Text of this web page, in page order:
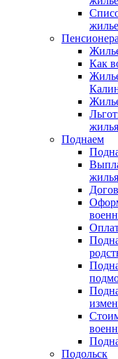
жилье
Как
жилья
Поднаем
жилья
Подольск